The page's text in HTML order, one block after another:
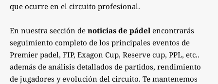
que ocurre en el circuito profesional.
En nuestra sección de noticias de pádel encontrarás
seguimiento completo de los principales eventos de
Premier padel, FIP, Exagon Cup, Reserve cup, PPL, etc..
además de análisis detallados de partidos, rendimiento
de jugadores y evolución del circuito. Te mantenemos